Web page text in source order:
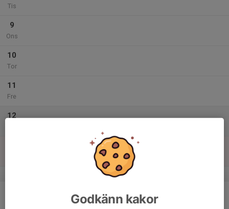
Tis
9
Ons
10
Tor
11
Fre
12
v.38
Godkänn kakor